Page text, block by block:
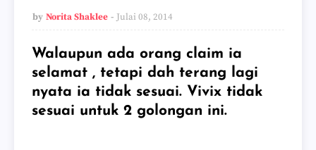
by Norita Shaklee Julai 08, 2014
Walaupun ada orang claim ia
selamat , tetapi dah terang lagi
nyata ia tidak sesuai. Vivix tidak
sesuai untuk 2 golongan ini.